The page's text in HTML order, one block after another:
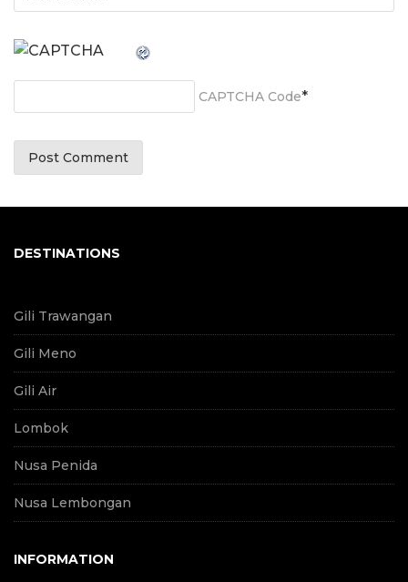
CAPTCHA Code*
DESTINATIONS
Gili Trawangan
Gili Meno
Gili Air
Lombok
Nusa Penida
Nusa Lembongan
INFORMATION